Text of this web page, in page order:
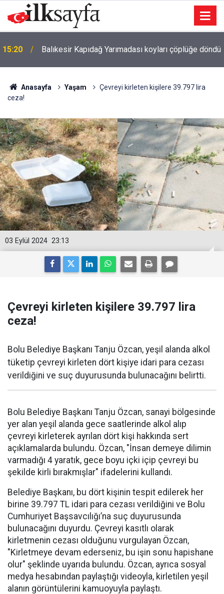
15:20 Balıkesir Kapıdağ Yarımadası koyları çöplüğe döndü
Anasayfa Yaşam
Çevreyi kirleten kişilere 39.797 lira
ceza!
23:13
03 Eylül 2024
Çevreyi kirleten kişilere 39.797 lira
ceza!
Bolu Belediye Başkanı Tanju Özcan, yeşil alanda alkol
tüketip çevreyi kirleten dört kişiye idari para cezası
verildiğini ve suç duyurusunda bulunacağını belirtti.
Bolu Belediye Başkanı Tanju Özcan, sanayi bölgesinde
yer alan yeşil alanda gece saatlerinde alkol alıp
çevreyi kirleterek ayrılan dört kişi hakkında sert
açıklamalarda bulundu. Özcan, "İnsan demeye dilimin
varmadığı 4 yaratık, gece boyu içki içip çevreyi bu
şekilde kirli bırakmışlar" ifadelerini kullandı.
Belediye Başkanı, bu dört kişinin tespit edilerek her
birine 39.797 TL idari para cezası verildiğini ve Bolu
Cumhuriyet Başsavcılığı’na suç duyurusunda
bulunacağını duyurdu. Çevreyi kasıtlı olarak
kirletmenin cezası olduğunu vurgulayan Özcan,
"Kirletmeye devam ederseniz, bu işin sonu hapishane
olur" şeklinde uyarıda bulundu. Özcan, ayrıca sosyal
medya hesabından paylaştığı videoyla, kirletilen yeşil
alanın görüntülerini kamuoyuyla paylaştı.